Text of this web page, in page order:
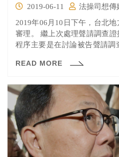
2019-06-11
法操司想傳
2019年06月10日下午，台北
審理。 繼上次處理聲請調查證據相關的事項以後，本次的
程序主要是在討論被告聲請調
READ MORE